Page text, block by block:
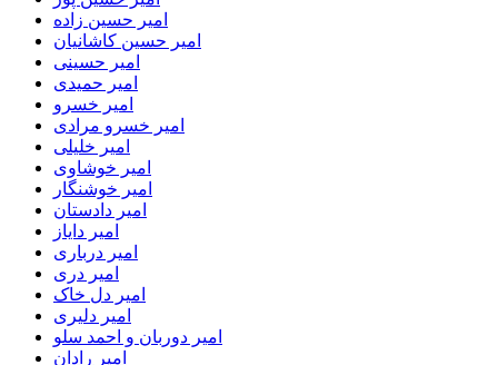
امیر حسین زاده
امیر حسین کاشانیان
امیر حسینی
امیر حمیدی
امیر خسرو
امیر خسرو مرادی
امیر خلیلی
امیر خوشاوی
امیر خوشنگار
امیر دادستان
امیر دایاز
امیر درباری
امیر دری
امیر دل خاک
امیر دلیری
امیر دوربان و احمد سلو
امیر رادان